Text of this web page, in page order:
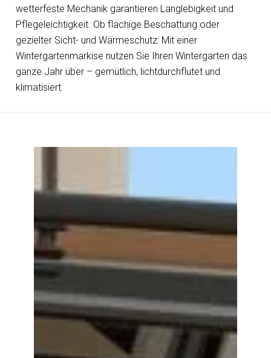
wetterfeste Mechanik garantieren Langlebigkeit und
Pflegeleichtigkeit. Ob flächige Beschattung oder
gezielter Sicht- und Wärmeschutz: Mit einer
Wintergartenmarkise nutzen Sie Ihren Wintergarten das
ganze Jahr über – gemütlich, lichtdurchflutet und
klimatisiert.
Plus